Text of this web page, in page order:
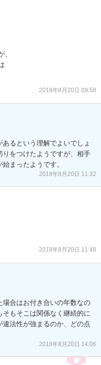
2018年8月20日 09:58
るという理解でよいでしょ
りをつけたようですが、相手
まったようです。
2018年8月20日 11:32
2018年8月20日 11:48
合はお付き合いの年数なの
もそこは関係なく継続的に
法性が強まるのか、どの点
2018年8月20日 14:06